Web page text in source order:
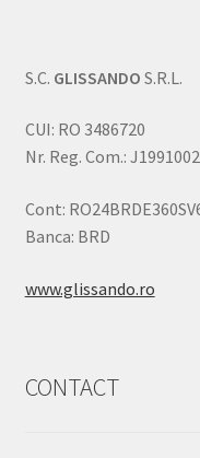
S.C. GLISSANDO S.R.L.
CUI: RO 3486720
Nr. Reg. Com.:
Cont:
Banca: BRD
www.glissando.ro
CONTACT